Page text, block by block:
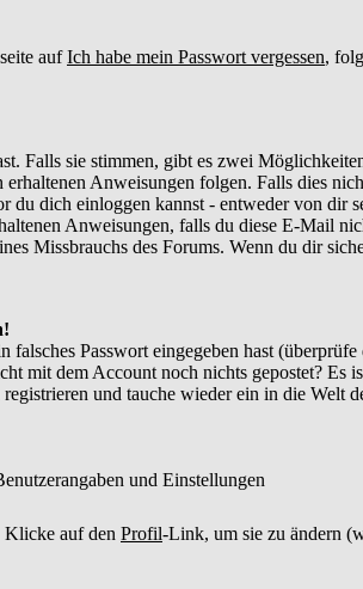
aufIch habe mein Passwort vergessen,
Falls sie stimmen, gibt es zwei
erhaltenen Anweisungen folgen. Falls dies
du dich einloggen kannst - entweder von
Anweisungen, falls du diese E-Mail
Missbrauchs des Forums. Wenn du dir
Passwort eingegeben hast
mit dem Account noch nichts gepostet? Es
und tauche wieder ein in die Welt
und Einstellungen
Klicke auf den Profil-Link, um sie zu ändern